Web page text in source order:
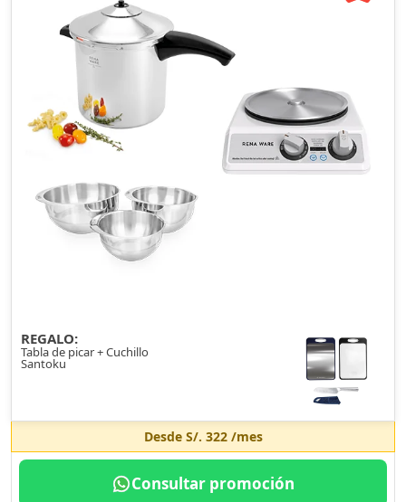
REGALO:
Tabla de picar + Cuchillo
Santoku
Desde S/. 322/mes
Consultar promoción